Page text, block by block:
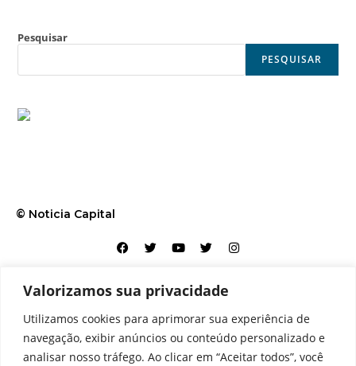
Valorizamos sua privacidade
Utilizamos cookies para aprimorar sua experiência de
navegação, exibir anúncios ou conteúdo personalizado e
analisar nosso tráfego. Ao clicar em “Aceitar todos”, você
Pesquisar
PESQUISAR
© Noticia Capital
Contato Home Aviso legal Configurações de cookies
Equipe Perfil Política de cookies Serviços